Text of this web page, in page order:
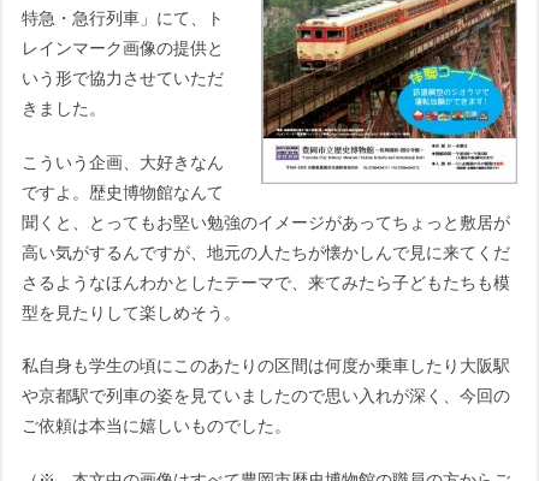
特急・急行列車」にて、ト
レインマーク画像の提供と
いう形で協力させていただ
きました。
こういう企画、大好きなん
ですよ。歴史博物館なんて
聞くと、とってもお堅い勉強のイメージがあってちょっと敷居が
高い気がするんですが、地元の人たちが懐かしんで見に来てくだ
さるようなほんわかとしたテーマで、来てみたら子どもたちも模
型を見たりして楽しめそう。
私自身も学生の頃にこのあたりの区間は何度か乗車したり大阪駅
や京都駅で列車の姿を見ていましたので思い入れが深く、今回の
ご依頼は本当に嬉しいものでした。